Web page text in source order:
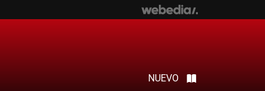
NUEVO